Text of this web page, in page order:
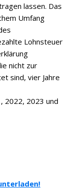
lassen. Das
Umfang
Lohnsteuer
nicht zur
sind, vier Jahre
2022, 2023 und